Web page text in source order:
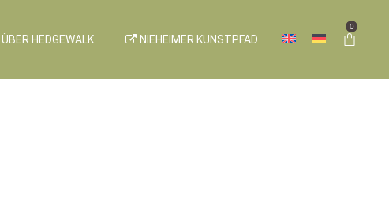
ÜBER HEDGEWALK NIEHEIMER KUNSTPFAD
0